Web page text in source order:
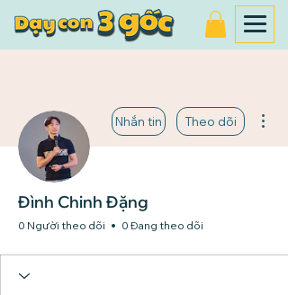
Nhắn tin Theo dõi
Đình Chinh Đặng
0 Người theo dõi 0 Đang theo dõi